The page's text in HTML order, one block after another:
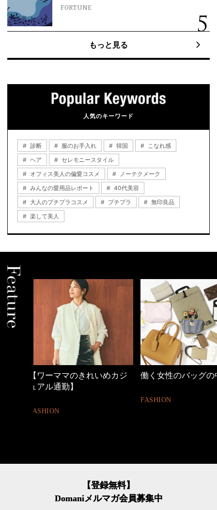
FORTUNE
もっと見る
人気のキーワード
診断 服のお手入れ 韓国
こなれ感
ヘア
セレモニースタイル
オフィス美人の偏愛コスメ
ノーテクメーク
みんなの愛用品レポート
40代美容
大人のプチプラコスメ
プチプラ
無印良品
楽して美人
働く女性のバッグの中身
優木まおみさん「
【登録無料】
Domaniメルマガ会員募集中